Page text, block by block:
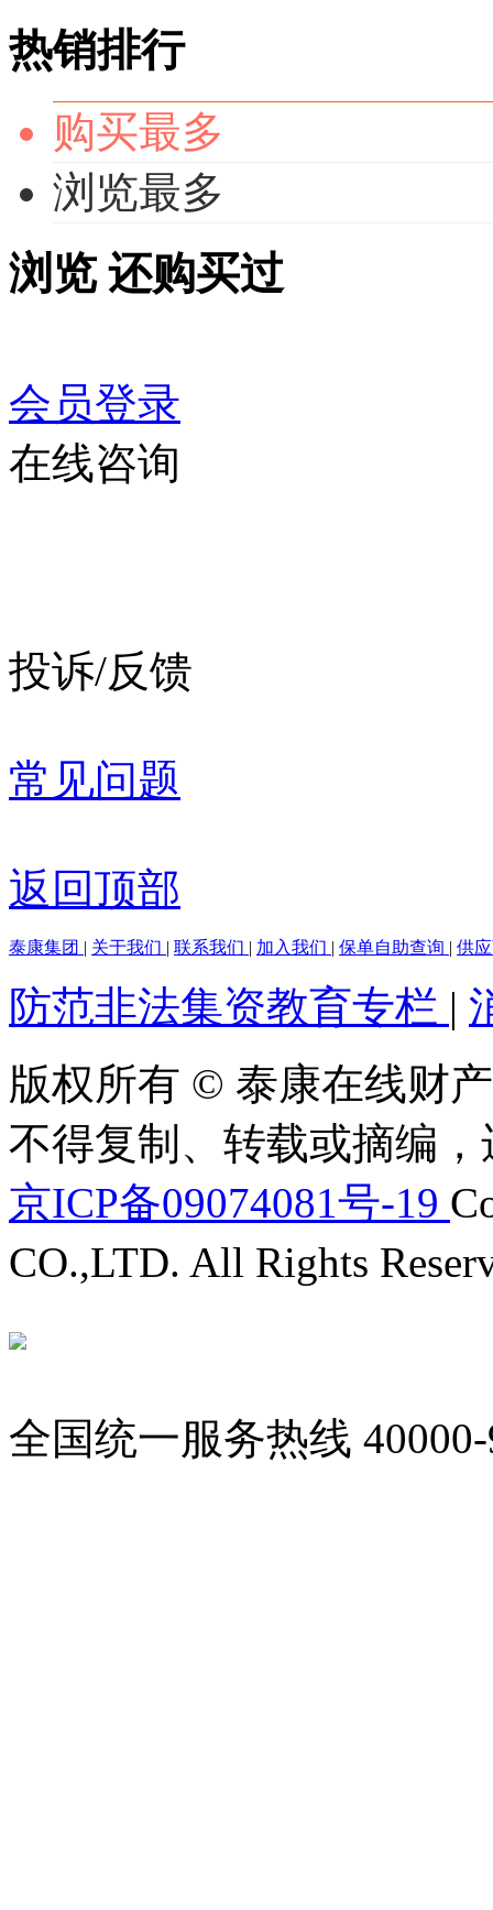
热销排行
购买最多
浏览最多
浏览 还购买过
会员登录
在线咨询
投诉/反馈
常见问题
返回顶部
泰康集团 | 关于我们 | 联系我们 | 加入我们 | 保单自助查询 | 供
防范非法集资教育专栏 |
版权所有 © 泰康在线财
不得复制、转载或摘编
京ICP备09074081号-19
CO.,LTD. All Rights
全国统一服务热线